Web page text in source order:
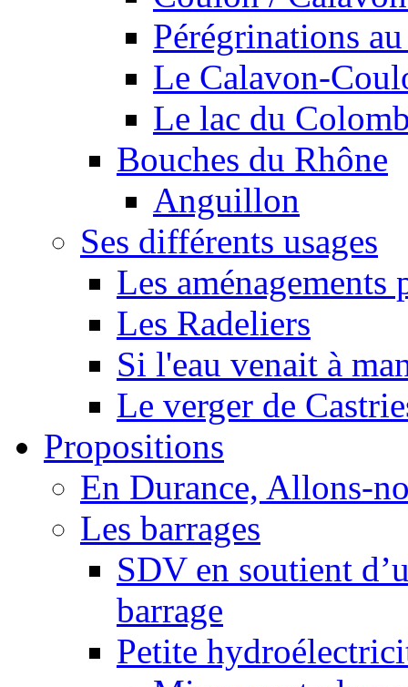
Pérégrinations
Le Calavon-
Le lac du
Bouches du Rhône
Anguillon
Ses différents usages
Les
Les Radeliers
Si l'eau venait à
Le verger de
Propositions
En Durance, Allons-
Les barrages
SDV en soutient
barrage
Petite